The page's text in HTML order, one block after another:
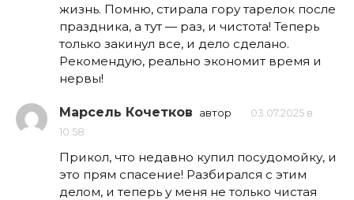
жизнь. Помню, стирала гору тарелок после
праздника, а тут — раз, и чистота! Теперь
только закинул все, и дело сделано.
Рекомендую, реально экономит время и
нервы!
Марсель Кочетков автор
03.07.2025 в
10:58
Прикол, что недавно купил посудомойку, и
это прям спасение! Разбирался с этим
делом, и теперь у меня не только чистая